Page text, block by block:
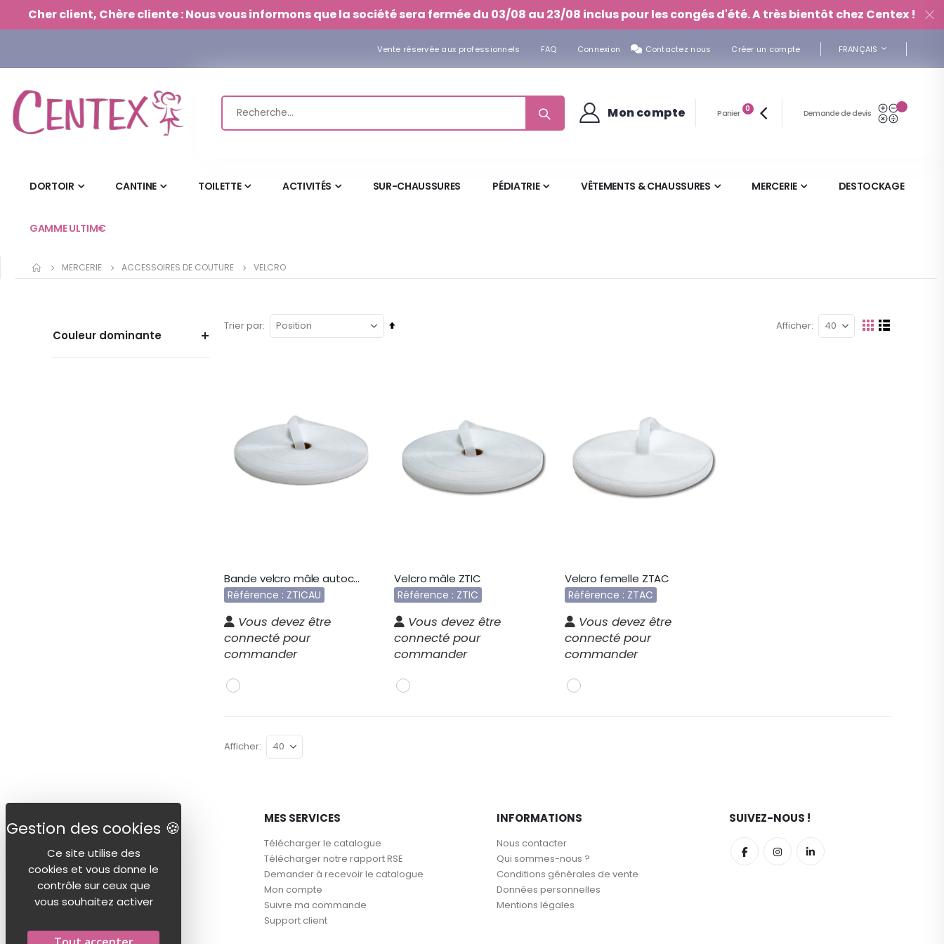
Cher client, Chère cliente : Nous vous informons que la société sera fermée du 03/08 au 23/08 inclus pour les congés d'été. A très bientôt chez Centex !
Vente réservée aux professionnels FAQ Connexion Contactez nous Créer un compte LANGUE
FRANÇAIS
Mon compte Panier
0articles
Panier Demande de devis Mon
DORTOIR CANTINE TOILETTE ACTIVITÉS SUR-CHAUSSURES PÉDIATRIE VÊTEMENTS & CHAUSSURES MERCERIE DESTOCKAGE
GAMME ULTIM€
MERCERIE ACCESSOIRES DE COUTURE VELCRO
Trier par
Par
Afficher
Afficher
GrilleListe
Bande velcro mâle autocollante ZTICAU
Référence : ZTICAU
Vous devez être
connecté pour
commander
Velcro mâle ZTIC
Référence : ZTIC
Vous devez être
connecté pour
commander
Velcro femelle ZTAC
Référence : ZTAC
Vous devez être
connecté pour
commander
Afficher
Couleur dominante
Mon conseiller
Nos tissus
Guide des tailles
L'entretien textile
MES SERVICES
Télécharger le catalogue
Télécharger notre rapport RSE
Demander à recevoir le catalogue
Mon compte
Suivre ma commande
Support client
INFORMATIONS
Nous contacter
Qui sommes-nous ?
Conditions générales de vente
Données personnelles
Mentions légales
SUIVEZ-NOUS !
Panneau de gestion des cookies
Ce site utilise des
cookies et vous donne le
contrôle sur ceux que
vous souhaitez activer